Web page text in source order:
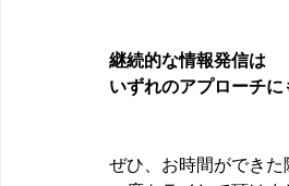
継続的な情報発信は
いずれのアプローチに
ぜひ、お時間ができた